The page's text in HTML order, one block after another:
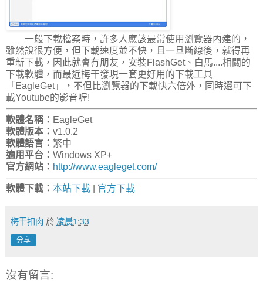
一般下載檔案時，許多人應該最常使用瀏覽器內建的，
雖然說很方便，但下載速度並不快，且一旦斷線後，就得再
重新下載，因此就會有朋友，安裝FlashGet、白馬....相關的
下載軟體，而最近梅干發現一套更好用的下載工具
「EagleGet」，不但比瀏覽器的下載快六倍外，同時還可下
載Youtube的影音喔!
軟體名稱： EagleGet
軟體版本： v1.0.2
軟體語言： 繁中
適用平台： Windows XP+
官方網站： http://www.eagleget.com/
軟體下載： 本站下載 官方下載
梅干扣肉 於 凌晨1:33
分享
沒有留言: